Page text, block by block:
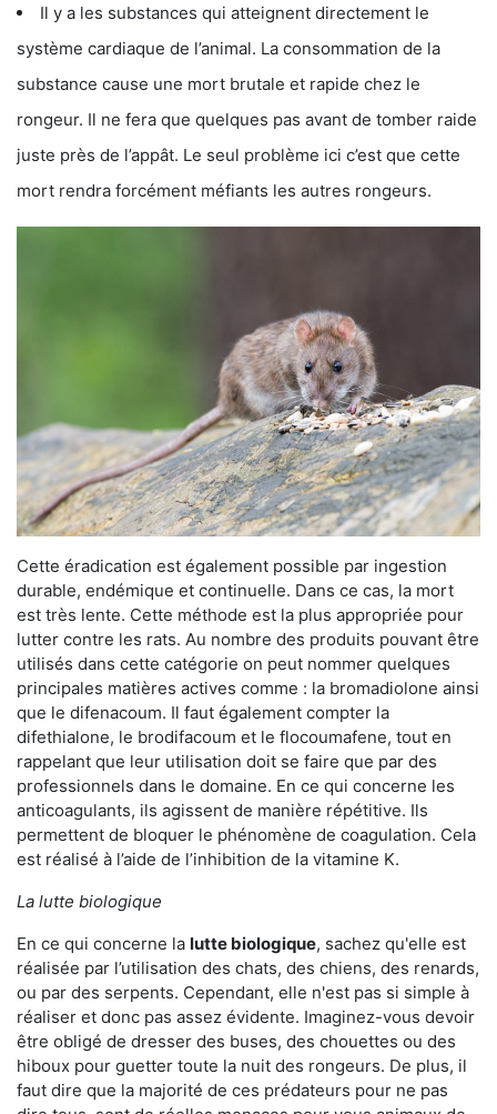
Il y a les substances qui atteignent directement le
système cardiaque de l’animal. La consommation de la
substance cause une mort brutale et rapide chez le
rongeur. Il ne fera que quelques pas avant de tomber raide
juste près de l’appât. Le seul problème ici c’est que cette
mort rendra forcément méfiants les autres rongeurs.
Cette éradication est également possible par ingestion
durable, endémique et continuelle. Dans ce cas, la mort
est très lente. Cette méthode est la plus appropriée pour
lutter contre les rats. Au nombre des produits pouvant être
utilisés dans cette catégorie on peut nommer quelques
principales matières actives comme : la bromadiolone ainsi
que le difenacoum. Il faut également compter la
difethialone, le brodifacoum et le flocoumafene, tout en
rappelant que leur utilisation doit se faire que par des
professionnels dans le domaine. En ce qui concerne les
anticoagulants, ils agissent de manière répétitive. Ils
permettent de bloquer le phénomène de coagulation. Cela
est réalisé à l’aide de l’inhibition de la vitamine K.
La lutte biologique
En ce qui concerne la lutte biologique, sachez qu'elle est
réalisée par l’utilisation des chats, des chiens, des renards,
ou par des serpents. Cependant, elle n'est pas si simple à
réaliser et donc pas assez évidente. Imaginez-vous devoir
être obligé de dresser des buses, des chouettes ou des
hiboux pour guetter toute la nuit des rongeurs. De plus, il
faut dire que la majorité de ces prédateurs pour ne pas